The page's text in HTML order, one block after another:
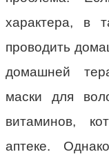
характера, в
проводить
домашней
маски для
витаминов,
аптеке.